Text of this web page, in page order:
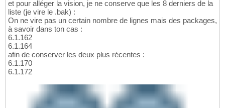
et pour alléger la vision, je ne conserve que les 8 derniers de la
liste (je vire le .bak) :
On ne vire pas un certain nombre de lignes mais des packages,
à savoir dans ton cas :
6.1.162
6.1.164
afin de conserver les deux plus récentes :
6.1.170
6.1.172